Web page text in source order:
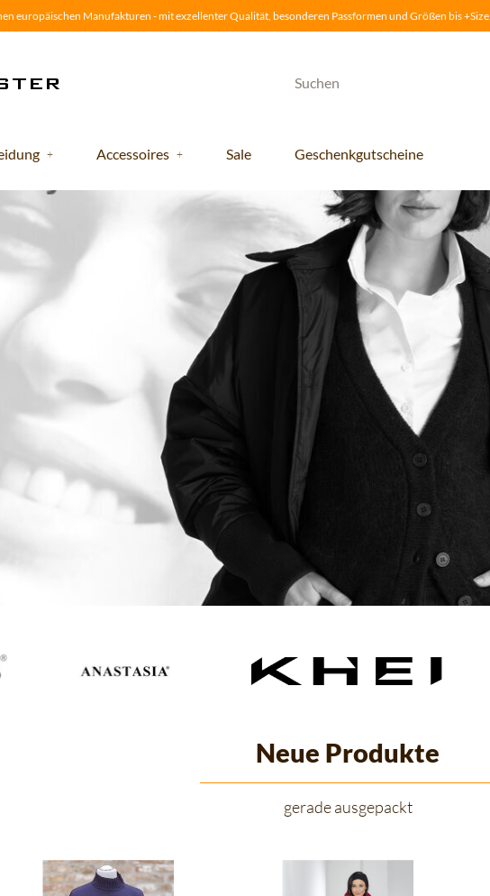
europäischen Manufakturen - mit exzellenter Qualität, besonderen Passformen und Größen bis +Size.
Accessoires Sale Geschenkgutscheine
Neue Produkte
gerade ausgepackt